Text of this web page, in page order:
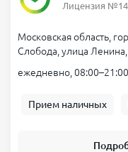
Лицензия
Московская область,
Слобода, улица
ежедневно, 08:00–21:00
Прием наличных